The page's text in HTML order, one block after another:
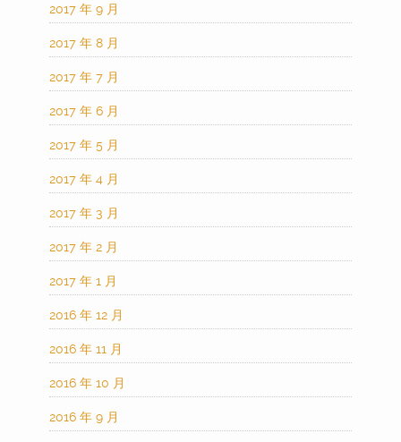
2017 年 9 月
2017 年 8 月
2017 年 7 月
2017 年 6 月
2017 年 5 月
2017 年 4 月
2017 年 3 月
2017 年 2 月
2017 年 1 月
2016 年 12 月
2016 年 11 月
2016 年 10 月
2016 年 9 月